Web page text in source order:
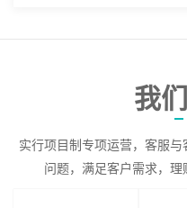
我
实行项目制专项运营，客服
问题，满足客户需求，理